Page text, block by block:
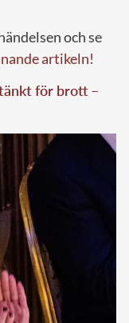
och se
artikeln!
för brott –